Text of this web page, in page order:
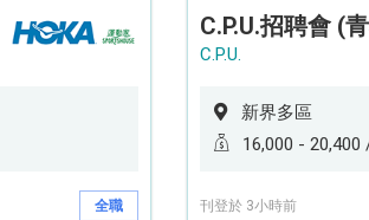
全職
C.P.U.招聘會 (
C.P.U.
新界多區
16,000 - 20,400
刊登於 3小時前